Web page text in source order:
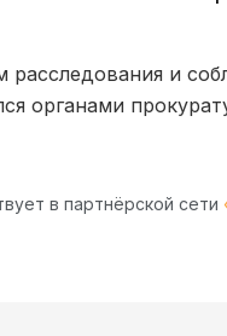
расследования и
органами
в партнёрской сети